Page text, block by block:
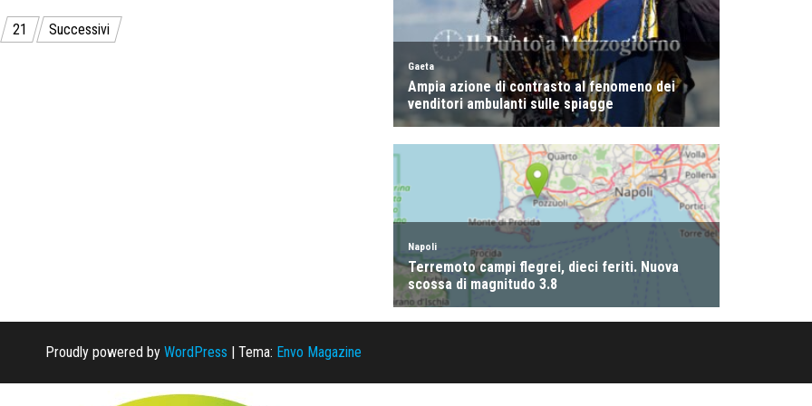
21 Successivi
Proudly powered by WordPress | Tema: Envo Magazine